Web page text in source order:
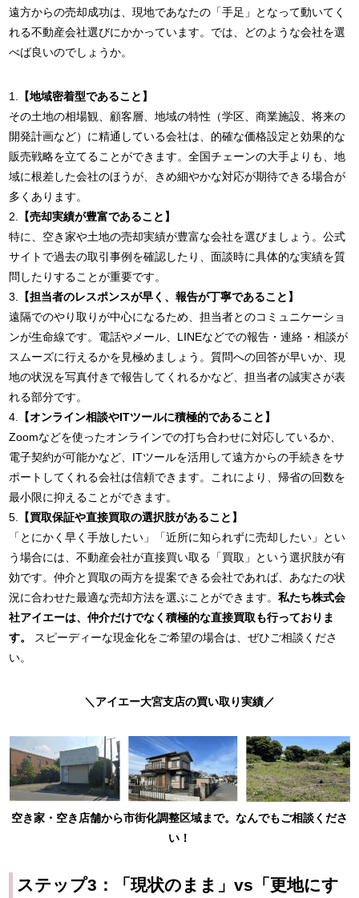
遠方からの売却成功は、現地であなたの「手足」となって動いてく
れる不動産会社選びにかかっています。では、どのような会社を選
べば良いのでしょうか。
1. 【地域密着型であること】
その土地の相場観、顧客層、地域の特性（学区、商業施設、将来の
開発計画など）に精通している会社は、的確な価格設定と効果的な
販売戦略を立てることができます。全国チェーンの大手よりも、地
域に根差した会社のほうが、きめ細やかな対応が期待できる場合が
多くあります。
2. 【売却実績が豊富であること】
特に、空き家や土地の売却実績が豊富な会社を選びましょう。公式
サイトで過去の取引事例を確認したり、面談時に具体的な実績を質
問したりすることが重要です。
3. 【担当者のレスポンスが早く、報告が丁寧であること】
遠隔でのやり取りが中心になるため、担当者とのコミュニケーショ
ンが生命線です。電話やメール、LINEなどでの報告・連絡・相談が
スムーズに行えるかを見極めましょう。質問への回答が早いか、現
地の状況を写真付きで報告してくれるかなど、担当者の誠実さが表
れる部分です。
4. 【オンライン相談やITツールに積極的であること】
Zoomなどを使ったオンラインでの打ち合わせに対応しているか、
電子契約が可能かなど、ITツールを活用して遠方からの手続きをサ
ポートしてくれる会社は信頼できます。これにより、帰省の回数を
最小限に抑えることができます。
5. 【買取保証や直接買取の選択肢があること】
「とにかく早く手放したい」「近所に知られずに売却したい」とい
う場合には、不動産会社が直接買い取る「買取」という選択肢が有
効です。仲介と買取の両方を提案できる会社であれば、あなたの状
況に合わせた最適な売却方法を選ぶことができます。私たち株式会
社アイエーは、仲介だけでなく積極的な直接買取も行っておりま
す。
スピーディーな現金化をご希望の場合は、ぜひご相談くださ
い。
＼アイエー大宮支店の買い取り実績／
空き家・空き店舗から市街化調整区域まで。なんでもご相談くださ
い！
ステップ3：「現状のまま」vs「更地にす